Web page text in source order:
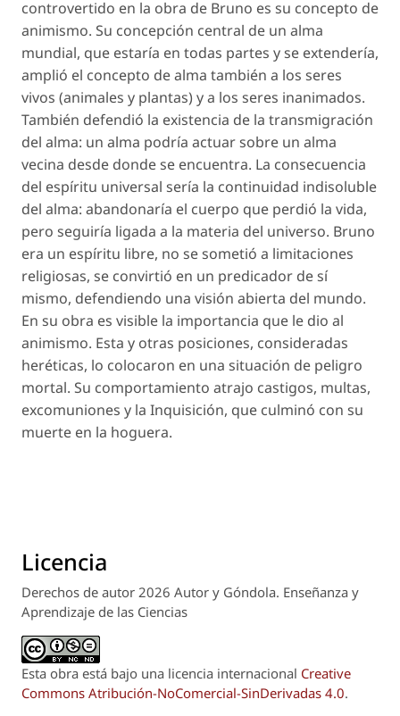
controvertido en la obra de Bruno es su concepto de
animismo. Su concepción central de un alma
mundial, que estaría en todas partes y se extendería,
amplió el concepto de alma también a los seres
vivos (animales y plantas) y a los seres inanimados.
También defendió la existencia de la transmigración
del alma: un alma podría actuar sobre un alma
vecina desde donde se encuentra. La consecuencia
del espíritu universal sería la continuidad indisoluble
del alma: abandonaría el cuerpo que perdió la vida,
pero seguiría ligada a la materia del universo. Bruno
era un espíritu libre, no se sometió a limitaciones
religiosas, se convirtió en un predicador de sí
mismo, defendiendo una visión abierta del mundo.
En su obra es visible la importancia que le dio al
animismo. Esta y otras posiciones, consideradas
heréticas, lo colocaron en una situación de peligro
mortal. Su comportamiento atrajo castigos, multas,
excomuniones y la Inquisición, que culminó con su
muerte en la hoguera.
Licencia
Derechos de autor 2026 Autor y Góndola. Enseñanza y
Aprendizaje de las Ciencias
Esta obra está bajo una licencia internacional Creative
Commons Atribución-NoComercial-SinDerivadas 4.0.